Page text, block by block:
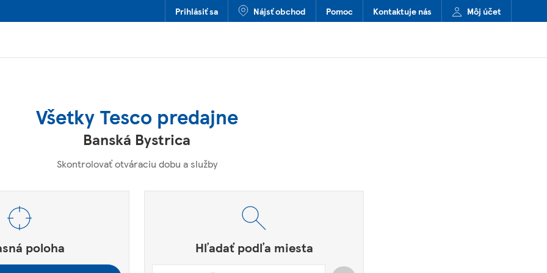
Prihlásiť sa Nájsť obchod Pomoc Kontaktuje nás Môj účet
Všetky Tesco predajne
Banská Bystrica
Skontrolovať otváraciu dobu a služby
poloha Hľadať podľa miesta